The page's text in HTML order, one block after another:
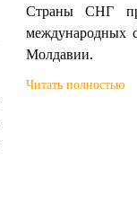
Страны СНГ
международных
Молдавии.
Читать полностью